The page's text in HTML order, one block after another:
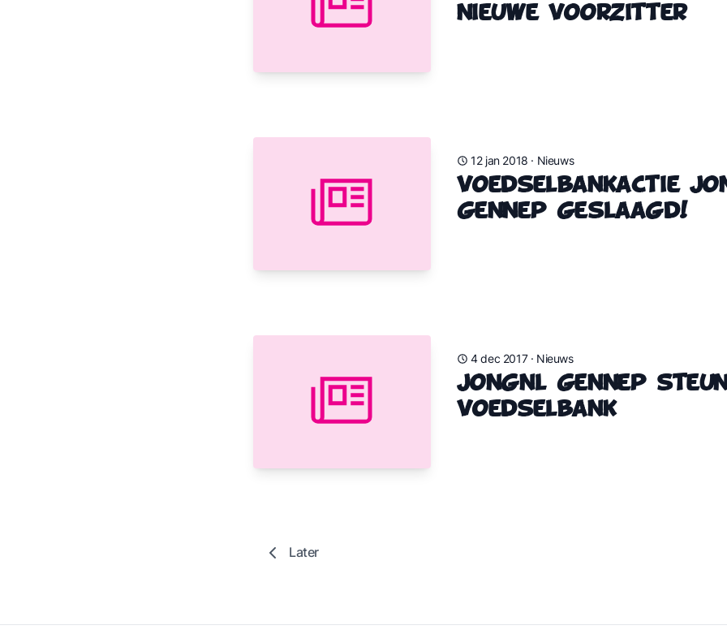
nieuwe voorzitter
12 jan 2018 · Nieuws
Voedselbankactie
Gennep geslaagd!
4 dec 2017· Nieuws
JongNL Gennep
Voedselbank
Later